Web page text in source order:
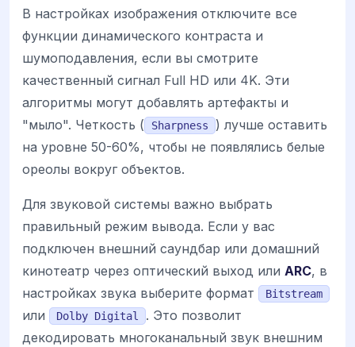
В настройках изображения отключите все
функции динамического контраста и
шумоподавления, если вы смотрите
качественный сигнал Full HD или 4K. Эти
алгоритмы могут добавлять артефакты и
"мыло". Четкость (
Sharpness
) лучше оставить
на уровне 50-60%, чтобы не появлялись белые
ореолы вокруг объектов.
Для звуковой системы важно выбрать
правильный режим вывода. Если у вас
подключен внешний саундбар или домашний
кинотеатр через оптический выход или ARC, в
настройках звука выберите формат
Bitstream
или Dolby Digital
. Это позволит
декодировать многоканальный звук внешним